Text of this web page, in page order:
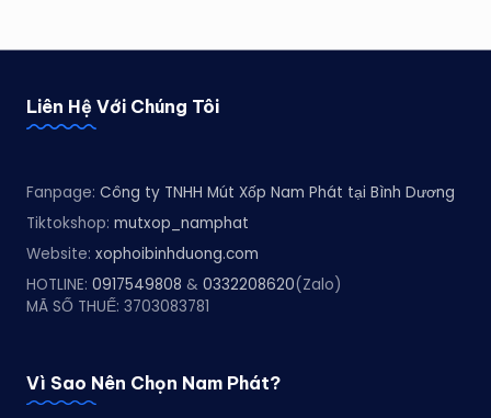
Liên Hệ Với Chúng Tôi
Fanpage: Công ty TNHH Mút Xốp Nam Phát tại Bình Dương
Tiktokshop: mutxop_namphat
Website: xophoibinhduong.com
HOTLINE: 0917549808 & 0332208620(Zalo)
MÃ SỐ THUẾ: 3703083781
Vì Sao Nên Chọn Nam Phát?